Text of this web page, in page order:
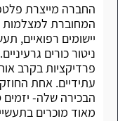
המחוברת למצלמות
יישומים רפואיים,
ניטור כורים
פרדיקציות בקרב
עתידיים. אחת
הבכירה שלה-
מאוד מוכרים